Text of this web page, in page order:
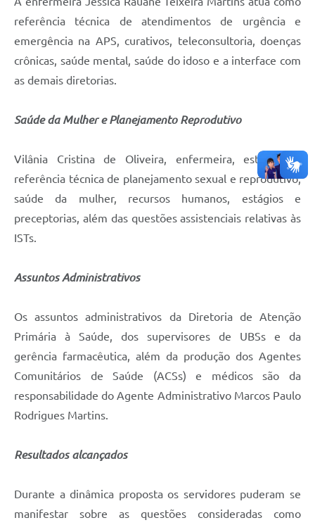
referência técnica de atendimentos de urgência e
emergência na APS, curativos, teleconsultoria, doenças
crônicas, saúde mental, saúde do idoso e a interface com
as demais diretorias.
Saúde da Mulher e Planejamento Reprodutivo
Vilânia Cristina de Oliveira, enfermeira, está como
referência técnica de planejamento sexual e reprodutivo,
saúde da mulher, recursos humanos, estágios e
preceptorias, além das questões assistenciais relativas às
ISTs.
Assuntos Administrativos
Os assuntos administrativos da Diretoria de Atenção
Primária à Saúde, dos supervisores de UBSs e da
gerência farmacêutica, além da produção dos Agentes
Comunitários de Saúde (ACSs) e médicos são da
responsabilidade do Agente Administrativo Marcos Paulo
Rodrigues Martins.
Resultados alcançados
Durante a dinâmica proposta os servidores puderam se
manifestar sobre as questões consideradas como